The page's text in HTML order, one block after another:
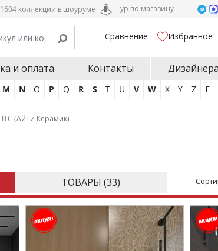
1604 коллекции в шоуруме Тур по магазину
Сравнение Избранное
и оплата Контакты
M N O P Q R S T U V W X Y Z Г
ITC (АйТи Керамик)
ТОВАРЫ (33)